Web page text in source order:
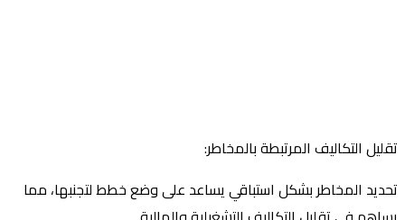
تقليل التكاليف المرتبطة بالمخاطر:
تحديد المخاطر بشكل استباقي يساعد على وضع خطط لتجنبها، مما